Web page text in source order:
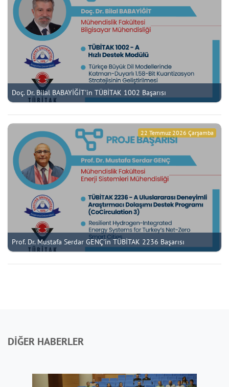
Doç. Dr. Bilal BABAYİĞİT'in TÜBİTAK 1002 Başarısı
Prof. Dr. Mustafa Serdar GENÇ'in TÜBİTAK 2236 Başarısı
22 Temmuz 2026 Çarşamba
DİĞER HABERLER